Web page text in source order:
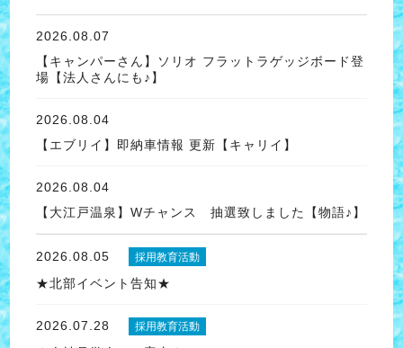
2026.08.07
【キャンパーさん】ソリオ フラットラゲッジボード登
場【法人さんにも♪】
2026.08.04
【エブリイ】即納車情報 更新【キャリイ】
2026.08.04
【大江戸温泉】Wチャンス 抽選致しました【物語♪】
2026.08.05 採用教育活動
★北部イベント告知★
2026.07.28 採用教育活動